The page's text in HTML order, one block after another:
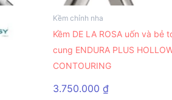
Kềm chỉnh nha
Kềm DE LA ROSA uốn và bẻ
cung ENDURA PLUS
CONTOURING
3.750.000₫